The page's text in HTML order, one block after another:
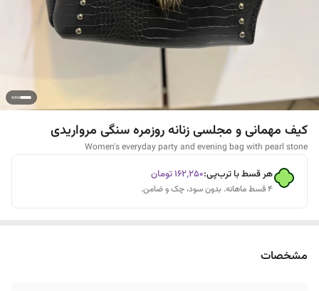
کیف مهمانی و مجلسی زنانه روزمره سنگی مرواریدی
Women's everyday party and evening bag with pearl stone
هر قسط با ترب‌پی:۱۶۲٬۲۵۰تومان
۴ قسط ماهانه. بدون سود، چک و ضامن.
مشخصات